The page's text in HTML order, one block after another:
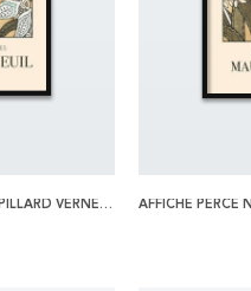
AFFICHE PERCE NEIGE 2 BY MAURICE PILLARD VERNEUIL 50X70